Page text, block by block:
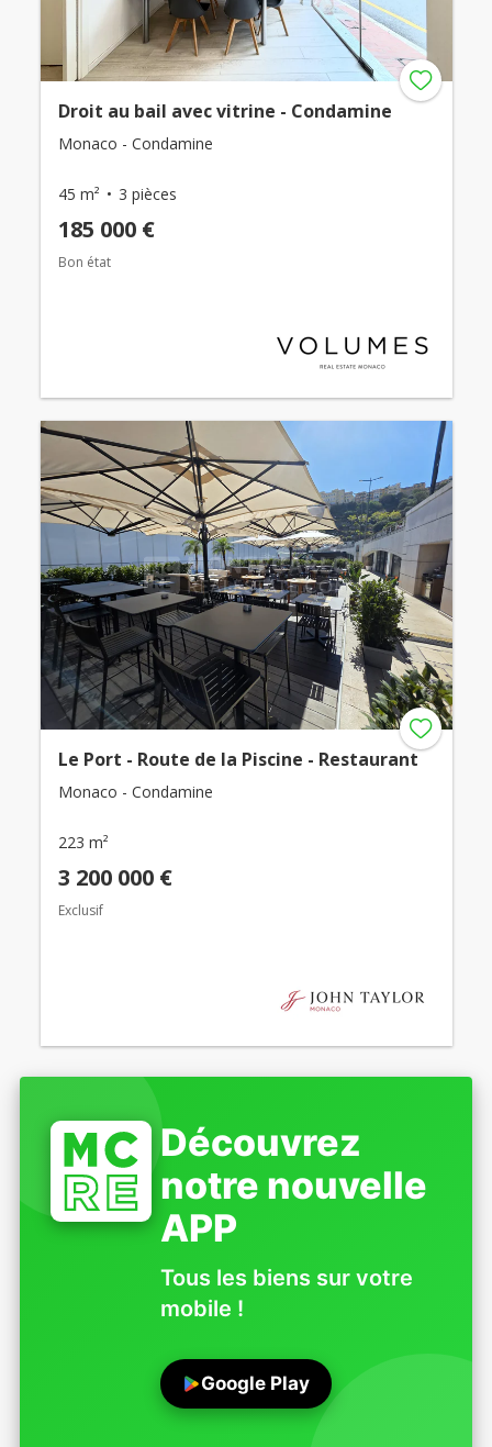
Droit au bail avec vitrine - Condamine
Monaco - Condamine
45 m² 3 pièces
185 000 €
Bon état
Le Port - Route de la Piscine - Restaurant
Monaco - Condamine
223 m²
3 200 000 €
Exclusif
Découvrez
notre nouvelle
APP
Tous les biens sur votre
mobile !
Google Play